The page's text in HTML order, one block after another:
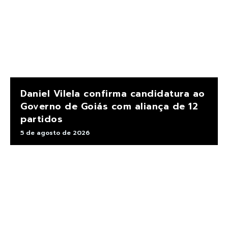
Daniel Vilela confirma candidatura ao
Governo de Goiás com aliança de 12
partidos
5 de agosto de 2026